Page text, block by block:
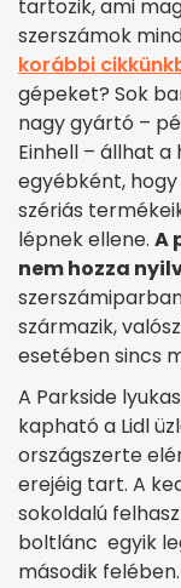
tartozik, ami
szerszámok
korábbi
gépeket? Sok
nagy gyártó –
Einhell – állhat
egyébként,
szériás
lépnek ellene. A
nem hozza
származik,
esetében sincs
A Parkside
kapható a Lidl
országszerte
erejéig tart. A
sokoldalú
boltlánc egyik
második felében.